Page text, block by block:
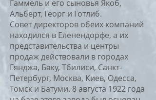
Гаммель и его сыновья Якоб,
Альберт, Георг и Готлиб.
Совет директоров обеих компаний
находился в Еленендорфе, а их
представительства и центры
продаж действовали в городах
Гянджа, Баку, Тбилиси, Санкт-
Петербург, Москва, Киев, Одесса,
Томск и Батуми. 8 августа 1922 года